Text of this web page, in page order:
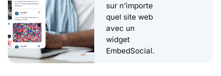
sur n’importe
quel site web
avec un
widget
EmbedSocial.